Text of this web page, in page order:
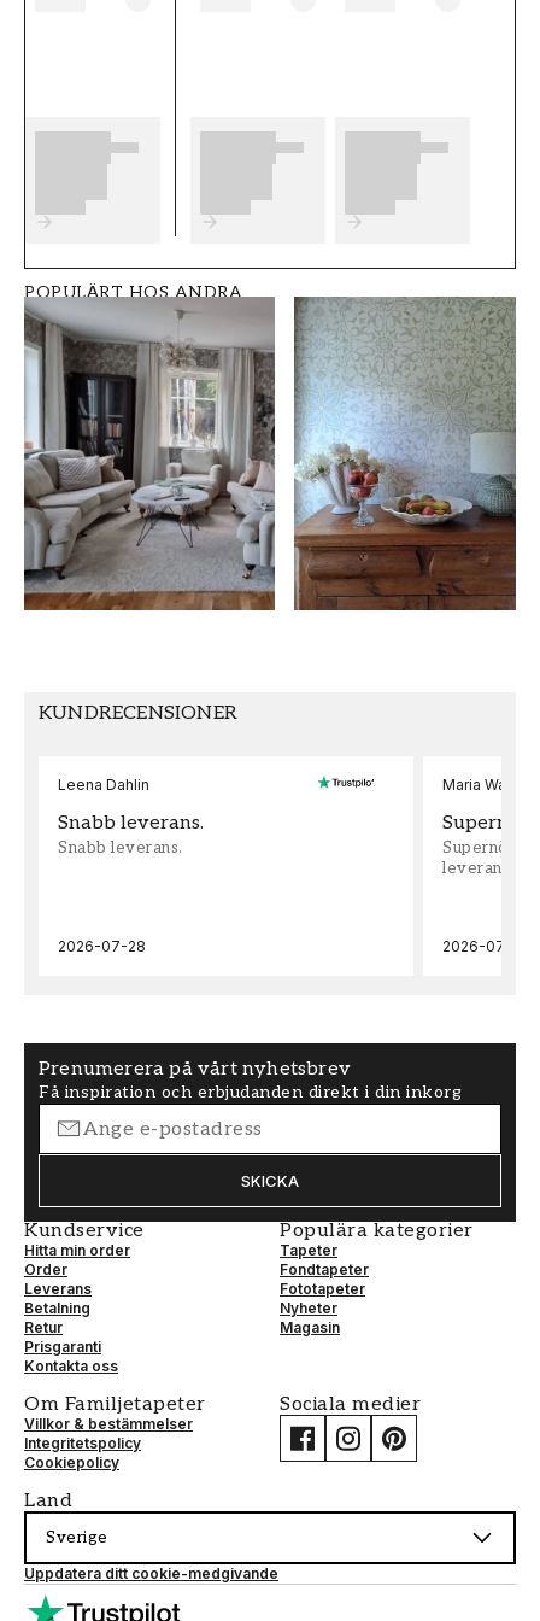
Produktdetaljer
SKU
FT0551-79134-2 Vardagsrum
VARUMÄRKE
AS Creation
Tapeten AG
Modern
BREDD (m)
0,7
HÖJD (m)
10,05
MÖNSTER
Rutig
KOLLEKTION
Versace vi
FÄRG
Grå
MÖNSTER HÖJD (cm)
70
POPULÄRT HOS ANDRA
KUNDRECENSIONER
Leena Dahlin
Snabb leverans.
Snabb leverans.
2026-07-28
Maria
leveran,
2026-07-22
Prenumerera på vårt nyhetsbrev
Få inspiration och erbjudanden direkt i din inkorg
SKICKA
Kundservice
Hitta min order
Order
Leverans
Betalning
Retur
Prisgaranti
Kontakta oss
Populära kategorier
Tapeter
Fondtapeter
Fototapeter
Nyheter
Magasin
Om Familjetapeter
Villkor & bestämmelser
Integritetspolicy
Cookiepolicy
Sociala medier
Land
Sverige
Uppdatera ditt cookie-medgivande